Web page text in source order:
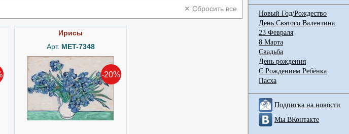
✕ Сбросить все
Ирисы
Арт. MET-7348
-20%
Новый Год/Рождество
День Святого Валентина
23 Февраля
8 Марта
Свадьба
День рождения
С Рождением Ребёнка
Пасха
Подписка на новости
Мы ВКонтакте